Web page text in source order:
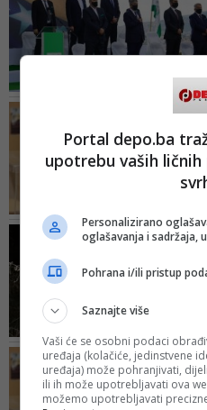
Portal depo.ba
upotrebu vaših
Personalizirano
oglašavanja i sadržaja,
Pohrana i/ili pristup
Saznajte više
Vaši će se osobni podaci
uređaja (kolačiće, jedinstvene
uređaja) može pohranjivati,
ili ih može upotrebljavati ova
možemo upotrebljavati